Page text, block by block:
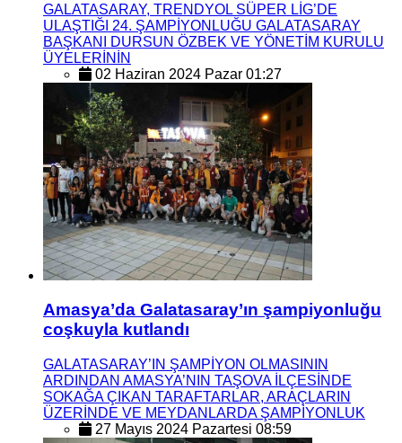
GALATASARAY, TRENDYOL SÜPER LİG’DE
ULAŞTIĞI 24. ŞAMPİYONLUĞU GALATASARAY
BAŞKANI DURSUN ÖZBEK VE YÖNETİM KURULU
ÜYELERİNİN
02 Haziran 2024 Pazar 01:27
Amasya’da Galatasaray’ın şampiyonluğu
coşkuyla kutlandı
GALATASARAY’IN ŞAMPİYON OLMASININ
ARDINDAN AMASYA’NIN TAŞOVA İLÇESİNDE
SOKAĞA ÇIKAN TARAFTARLAR, ARAÇLARIN
ÜZERİNDE VE MEYDANLARDA ŞAMPİYONLUK
27 Mayıs 2024 Pazartesi 08:59